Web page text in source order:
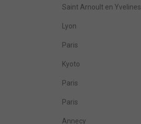
Saint Arnoult en Yvelines
Lyon
Paris
Kyoto
Paris
Paris
Annecy